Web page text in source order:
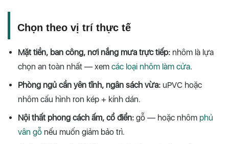
Chọn theo vị trí thực tế
Mặt tiền, ban công, nơi nắng mưa trực tiếp: nhôm là lựa
chọn an toàn nhất — xem các loại nhôm làm cửa.
Phòng ngủ cần yên tĩnh, ngân sách vừa: uPVC hoặc
nhôm cấu hình ron kép + kính dán.
Nội thất phong cách ấm, cổ điển: gỗ — hoặc nhôm phủ
vân gỗ nếu muốn giảm bảo trì.